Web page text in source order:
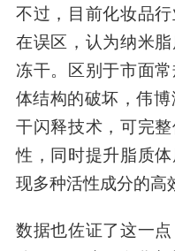
不过，目前化妆品
在误区，认为纳米
冻干。区别于市面
体结构的破坏，伟
干闪释技术，可完
性，同时提升脂质
现多种活性成分的高
数据也佐证了这一